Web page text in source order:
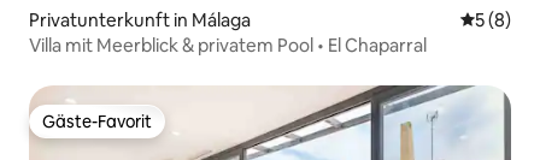
Privatunterkunft in Málaga
5 (8)
Villa mit Meerblick & privatem Pool • El Chaparral
Gäste-Favorit
Gäste-Favorit